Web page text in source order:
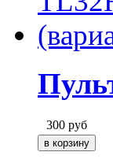
300 руб